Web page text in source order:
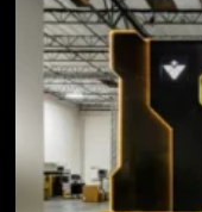
Black
Flag,
Campaign
Evolved,
релиз